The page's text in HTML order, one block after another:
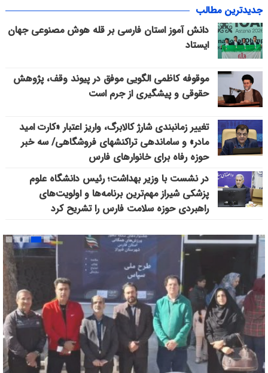
جدیدترین مطالب
دانش آموز استان فارسی بر قله هوش مصنوعی جهان
ایستاد
موقوفه کاظمی الگویی موفق در پیوند وقف، پژوهش
حقوقی و پیشگیری از جرم است
تغییر زمانبندی شارژ کالابرگ، واریز اعتبار «کارت امید
مادر» و ساماندهی تراکنشهای فروشگاهی/ سه خبر
حوزه رفاه برای خانوارهای فارس
در نشست با وزیر بهداشت؛ رئیس دانشگاه علوم
پزشکی شیراز مهم‌ترین برنامه‌ها و اولویت‌های
راهبردی حوزه سلامت فارس را تشریح کرد